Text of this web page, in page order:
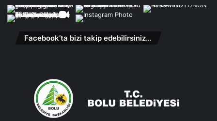
Facebook’ta bizi takip edebilirsiniz…